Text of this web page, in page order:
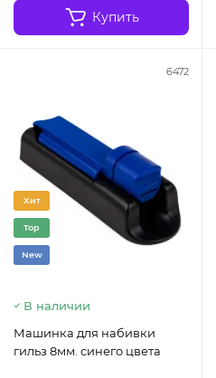
Купить
6472
Хит
Top
New
В наличии
Машинка для набивки
гильз 8мм. синего цвета